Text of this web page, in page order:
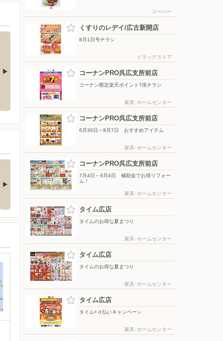
夏の贈り物2026_ 生活旬祭 夏号 VOL.155_
日のお買い得商品
工食品売場より 本日のお
い得商品のご案内…
本日のおすすめ
飲料売場より お買い得商品
スーパー
くすりのレデイ/広古新開店
8月1日号チラシ
ドラッグストア
コーナンPRO呉広支所前店
コーナン限定楽天ポイント7倍チラシ
家具･ホームセンター
コーナンPRO呉広支所前店
6月30日～9月7日 おすすめアイテム
家具･ホームセンター
コーナンPRO呉広支所前店
7月4日～9月4日 補助金でお得リフォー
ム！
家具･ホームセンター
タイム広店
タイムのお得な夏まつり
家具･ホームセンター
タイム広店
タイムのお得な夏まつり
家具･ホームセンター
タイム広店
タイム×ｄ払いキャンペーン
家具･ホームセンター